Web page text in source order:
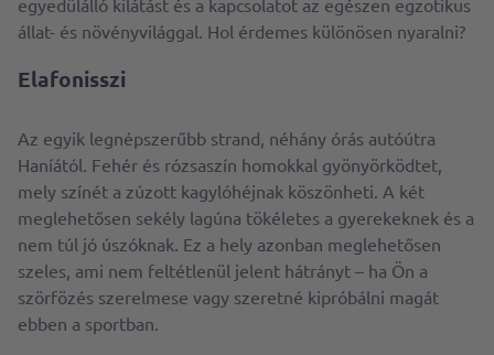
állat- és növényvilággal. Hol érdemes különösen nyaralni?
Elafonisszi
Az egyik legnépszerűbb strand, néhány órás autóútra
Haníától. Fehér és rózsaszín homokkal gyönyörködtet,
mely színét a zúzott kagylóhéjnak köszönheti. A két
meglehetősen sekély lagúna tökéletes a gyerekeknek és a
nem túl jó úszóknak. Ez a hely azonban meglehetősen
szeles, ami nem feltétlenül jelent hátrányt – ha Ön a
szörfözés szerelmese vagy szeretné kipróbálni magát
ebben a sportban.